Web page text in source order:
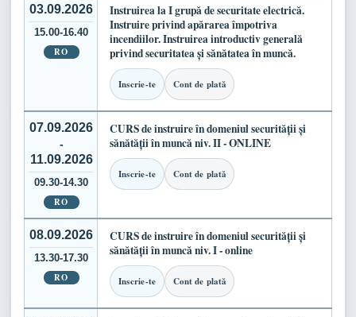
03.09.2026
15.00-16.40
RO
Instruirea la I grupă de securitate electrică.
Instruire privind apărarea împotriva
incendiilor. Instruirea introductiv generală
privind securitatea și sănătatea în muncă.
Inscrie-te Cont de plată
07.09.2026
-
11.09.2026
09.30-14.30
RO
CURS de instruire în domeniul securității și
sănătății în muncă niv. II - ONLINE
Inscrie-te Cont de plată
08.09.2026
13.30-17.30
RO
CURS de instruire în domeniul securității și
sănătății în muncă niv. I - online
Inscrie-te Cont de plată